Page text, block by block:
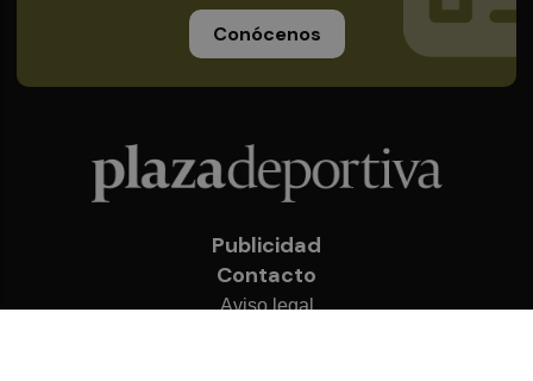
Conócenos
Publicidad
Contacto
Aviso legal